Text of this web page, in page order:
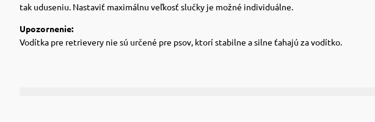
tak uduseniu. Nastaviť maximálnu veľkosť slučky je možné individuálne.
Upozornenie:
Vodítka pre retrievery nie sú určené pre psov, ktorí stabilne a silne ťahajú za vodítko.